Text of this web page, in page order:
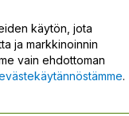
käytön, jota
ja markkinoinnin
vain ehdottoman
.